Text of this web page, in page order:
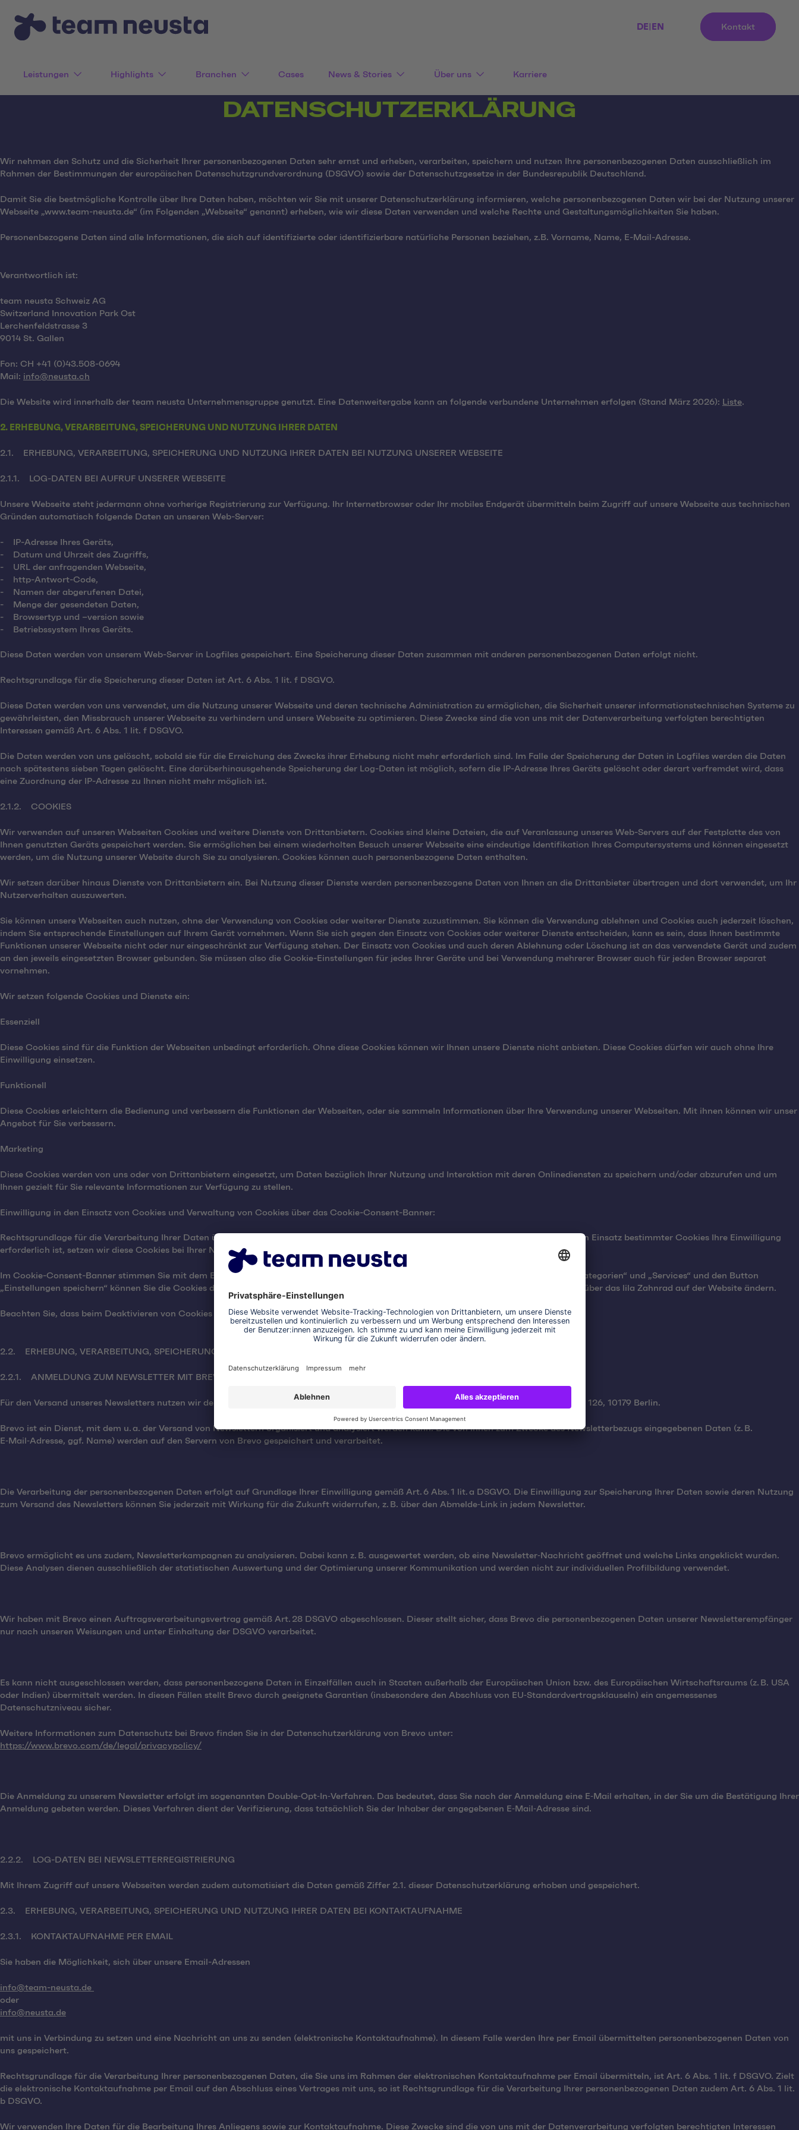
DE EN Kontakt
Leistungen Highlights Branchen Cases News & Stories Über uns Karriere
DATENSCHUTZERKLÄRUNG
Wir nehmen den Schutz und die Sicherheit Ihrer personenbezogenen Daten sehr ernst und erheben, verarbeiten, speichern und nutzen Ihre personenbezogenen Daten ausschließlich im
Rahmen der Bestimmungen der europäischen Datenschutzgrundverordnung (DSGVO) sowie der Datenschutzgesetze in der Bundesrepublik Deutschland.
Damit Sie die bestmögliche Kontrolle über Ihre Daten haben, möchten wir Sie mit unserer Datenschutzerklärung informieren, welche personenbezogenen Daten wir bei der Nutzung unserer
Webseite „www.team-neusta.de“ (im Folgenden „Webseite“ genannt) erheben, wie wir diese Daten verwenden und welche Rechte und Gestaltungsmöglichkeiten Sie haben.
Personenbezogene Daten sind alle Informationen, die sich auf identifizierte oder identifizierbare natürliche Personen beziehen, z.B. Vorname, Name, E-Mail-Adresse.
Verantwortlich ist:
team neusta Schweiz AG
Switzerland Innovation Park Ost
Lerchenfeldstrasse 3
9014 St. Gallen
Fon: CH +41 (0)43.508-0694
Mail: info@neusta.ch
Die Website wird innerhalb der team neusta Unternehmensgruppe genutzt. Eine Datenweitergabe kann an folgende verbundene Unternehmen erfolgen (Stand März 2026): Liste.
2. ERHEBUNG, VERARBEITUNG, SPEICHERUNG UND NUTZUNG IHRER DATEN
2.1. ERHEBUNG, VERARBEITUNG, SPEICHERUNG UND NUTZUNG IHRER DATEN BEI NUTZUNG UNSERER WEBSEITE
2.1.1. LOG-DATEN BEI AUFRUF UNSERER WEBSEITE
Unsere Webseite steht jedermann ohne vorherige Registrierung zur Verfügung. Ihr Internetbrowser oder Ihr mobiles Endgerät übermitteln beim Zugriff auf unsere Webseite aus technischen
Gründen automatisch folgende Daten an unseren Web-Server:
- IP-Adresse Ihres Geräts,
- Datum und Uhrzeit des Zugriffs,
- URL der anfragenden Webseite,
- http-Antwort-Code,
- Namen der abgerufenen Datei,
- Menge der gesendeten Daten,
- Browsertyp und –version sowie
- Betriebssystem Ihres Geräts.
Diese Daten werden von unserem Web-Server in Logfiles gespeichert. Eine Speicherung dieser Daten zusammen mit anderen personenbezogenen Daten erfolgt nicht.
Rechtsgrundlage für die Speicherung dieser Daten ist Art. 6 Abs. 1 lit. f DSGVO.
Diese Daten werden von uns verwendet, um die Nutzung unserer Webseite und deren technische Administration zu ermöglichen, die Sicherheit unserer informationstechnischen Systeme zu
gewährleisten, den Missbrauch unserer Webseite zu verhindern und unsere Webseite zu optimieren. Diese Zwecke sind die von uns mit der Datenverarbeitung verfolgten berechtigten
Interessen gemäß Art. 6 Abs. 1 lit. f DSGVO.
Die Daten werden von uns gelöscht, sobald sie für die Erreichung des Zwecks ihrer Erhebung nicht mehr erforderlich sind. Im Falle der Speicherung der Daten in Logfiles werden die Daten
nach spätestens sieben Tagen gelöscht. Eine darüberhinausgehende Speicherung der Log-Daten ist möglich, sofern die IP-Adresse Ihres Geräts gelöscht oder derart verfremdet wird, dass
eine Zuordnung der IP-Adresse zu Ihnen nicht mehr möglich ist.
2.1.2. COOKIES
Wir verwenden auf unseren Webseiten Cookies und weitere Dienste von Drittanbietern. Cookies sind kleine Dateien, die auf Veranlassung unseres Web-Servers auf der Festplatte des von
Ihnen genutzten Geräts gespeichert werden. Sie ermöglichen bei einem wiederholten Besuch unserer Webseite eine eindeutige Identifikation Ihres Computersystems und können eingesetzt
werden, um die Nutzung unserer Website durch Sie zu analysieren. Cookies können auch personenbezogene Daten enthalten.
Wir setzen darüber hinaus Dienste von Drittanbietern ein. Bei Nutzung dieser Dienste werden personenbezogene Daten von Ihnen an die Drittanbieter übertragen und dort verwendet, um Ihr
Nutzerverhalten auszuwerten.
Sie können unsere Webseiten auch nutzen, ohne der Verwendung von Cookies oder weiterer Dienste zuzustimmen. Sie können die Verwendung ablehnen und Cookies auch jederzeit löschen,
indem Sie entsprechende Einstellungen auf Ihrem Gerät vornehmen. Wenn Sie sich gegen den Einsatz von Cookies oder weiterer Dienste entscheiden, kann es sein, dass Ihnen bestimmte
Funktionen unserer Webseite nicht oder nur eingeschränkt zur Verfügung stehen. Der Einsatz von Cookies und auch deren Ablehnung oder Löschung ist an das verwendete Gerät und zudem
an den jeweils eingesetzten Browser gebunden. Sie müssen also die Cookie-Einstellungen für jedes Ihrer Geräte und bei Verwendung mehrerer Browser auch für jeden Browser separat
vornehmen.
Wir setzen folgende Cookies und Dienste ein:
Essenziell
Diese Cookies sind für die Funktion der Webseiten unbedingt erforderlich. Ohne diese Cookies können wir Ihnen unsere Dienste nicht anbieten. Diese Cookies dürfen wir auch ohne Ihre
Einwilligung einsetzen.
Funktionell
Diese Cookies erleichtern die Bedienung und verbessern die Funktionen der Webseiten, oder sie sammeln Informationen über Ihre Verwendung unserer Webseiten. Mit ihnen können wir unser
Angebot für Sie verbessern.
Marketing
Diese Cookies werden von uns oder von Drittanbietern eingesetzt, um Daten bezüglich Ihrer Nutzung und Interaktion mit deren Onlinediensten zu speichern und/oder abzurufen und um
Ihnen gezielt für Sie relevante Informationen zur Verfügung zu stellen.
Einwilligung in den Einsatz von Cookies und Verwaltung von Cookies über das Cookie-Consent-Banner:
Rechtsgrundlage für die Verarbeitung Ihrer Daten über Cookies ist Art. 6 Abs. 1 lit. a DSGVO in Verbindung mit dem TDDDG. Soweit für den Einsatz bestimmter Cookies Ihre Einwilligung
erforderlich ist, setzen wir diese Cookies bei Ihrer Nutzung der Website nur ein, wenn Sie zuvor Ihre Einwilligung erteilt haben.
Im Cookie-Consent-Banner stimmen Sie mit dem Button "ALLES AKZEPTIEREN" der Verwendung aller Cookies zu. Über die Checkboxen „Kategorien“ und „Services“ und den Button
„Einstellungen speichern“ können Sie die Cookies der jeweiligen Kategorien zulassen bzw. ablehnen. Sie können Ihre Einstellungen jederzeit über das lila Zahnrad auf der Website ändern.
Beachten Sie, dass beim Deaktivieren von Cookies gleichzeitig deren Funktionen (z. B. Analysen) nicht mehr ausgeführt werden.
2.2. ERHEBUNG, VERARBEITUNG, SPEICHERUNG UND NUTZUNG IHRER DATEN FÜR DEN EMPFANG UNSERES NEWSLETTERS
2.2.1. ANMELDUNG ZUM NEWSLETTER MIT BREVO
Für den Versand unseres Newsletters nutzen wir den Dienst Brevo (ehemals Sendinblue), einen Dienst der Sendinblue GmbH Köpenicker Str. 126, 10179 Berlin.
Brevo ist ein Dienst, mit dem u. a. der Versand von Newslettern organisiert und analysiert werden kann. Die von Ihnen zum Zwecke des Newsletterbezugs eingegebenen Daten (z. B.
E‑Mail‑Adresse, ggf. Name) werden auf den Servern von Brevo gespeichert und verarbeitet.
Die Verarbeitung der personenbezogenen Daten erfolgt auf Grundlage Ihrer Einwilligung gemäß Art. 6 Abs. 1 lit. a DSGVO. Die Einwilligung zur Speicherung Ihrer Daten sowie deren Nutzung
zum Versand des Newsletters können Sie jederzeit mit Wirkung für die Zukunft widerrufen, z. B. über den Abmelde‑Link in jedem Newsletter.
Brevo ermöglicht es uns zudem, Newsletterkampagnen zu analysieren. Dabei kann z. B. ausgewertet werden, ob eine Newsletter‑Nachricht geöffnet und welche Links angeklickt wurden.
Diese Analysen dienen ausschließlich der statistischen Auswertung und der Optimierung unserer Kommunikation und werden nicht zur individuellen Profilbildung verwendet.
Wir haben mit Brevo einen Auftragsverarbeitungsvertrag gemäß Art. 28 DSGVO abgeschlossen. Dieser stellt sicher, dass Brevo die personenbezogenen Daten unserer Newsletterempfänger
nur nach unseren Weisungen und unter Einhaltung der DSGVO verarbeitet.
Es kann nicht ausgeschlossen werden, dass personenbezogene Daten in Einzelfällen auch in Staaten außerhalb der Europäischen Union bzw. des Europäischen Wirtschaftsraums (z. B. USA
oder Indien) übermittelt werden. In diesen Fällen stellt Brevo durch geeignete Garantien (insbesondere den Abschluss von EU‑Standardvertragsklauseln) ein angemessenes
Datenschutzniveau sicher.
Weitere Informationen zum Datenschutz bei Brevo finden Sie in der Datenschutzerklärung von Brevo unter:
https://www.brevo.com/de/legal/privacypolicy/
Die Anmeldung zu unserem Newsletter erfolgt im sogenannten Double‑Opt‑In‑Verfahren. Das bedeutet, dass Sie nach der Anmeldung eine E‑Mail erhalten, in der Sie um die Bestätigung Ihrer
Anmeldung gebeten werden. Dieses Verfahren dient der Verifizierung, dass tatsächlich Sie der Inhaber der angegebenen E‑Mail‑Adresse sind.
2.2.2. LOG-DATEN BEI NEWSLETTERREGISTRIERUNG
Mit Ihrem Zugriff auf unsere Webseiten werden zudem automatisiert die Daten gemäß Ziffer 2.1. dieser Datenschutzerklärung erhoben und gespeichert.
2.3. ERHEBUNG, VERARBEITUNG, SPEICHERUNG UND NUTZUNG IHRER DATEN BEI KONTAKTAUFNAHME
2.3.1. KONTAKTAUFNAHME PER EMAIL
Sie haben die Möglichkeit, sich über unsere Email-Adressen
info@team-neusta.de
oder
info@neusta.de
mit uns in Verbindung zu setzen und eine Nachricht an uns zu senden (elektronische Kontaktaufnahme). In diesem Falle werden Ihre per Email übermittelten personenbezogenen Daten von
uns gespeichert.
Rechtsgrundlage für die Verarbeitung Ihrer personenbezogenen Daten, die Sie uns im Rahmen der elektronischen Kontaktaufnahme per Email übermitteln, ist Art. 6 Abs. 1 lit. f DSGVO. Zielt
die elektronische Kontaktaufnahme per Email auf den Abschluss eines Vertrages mit uns, so ist Rechtsgrundlage für die Verarbeitung Ihrer personenbezogenen Daten zudem Art. 6 Abs. 1 lit.
b DSGVO.
Wir verwenden Ihre Daten für die Bearbeitung Ihres Anliegens sowie zur Kontaktaufnahme. Diese Zwecke sind die von uns mit der Datenverarbeitung verfolgten berechtigten Interessen